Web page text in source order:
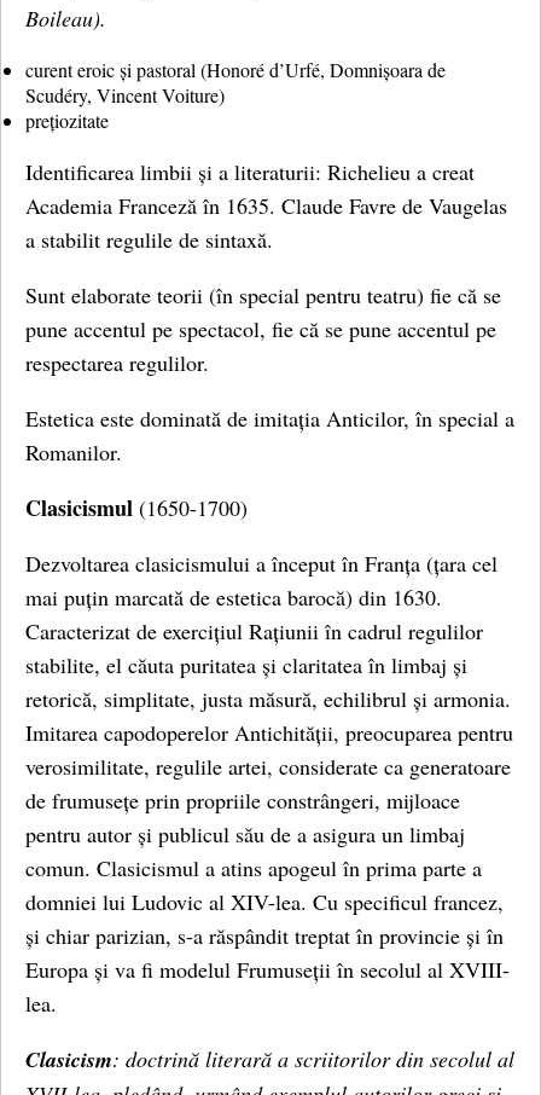
Boileau).
curent eroic și pastoral (Honoré d’Urfé, Domnișoara de
Scudéry, Vincent Voiture)
prețiozitate
Identificarea limbii și a literaturii: Richelieu a creat
Academia Franceză în 1635. Claude Favre de Vaugelas
a stabilit regulile de sintaxă.
Sunt elaborate teorii (în special pentru teatru) fie că se
pune accentul pe spectacol, fie că se pune accentul pe
respectarea regulilor.
Estetica este dominată de imitația Anticilor, în special a
Romanilor.
Clasicismul (1650-1700)
Dezvoltarea clasicismului a început în Franța (țara cel
mai puțin marcată de estetica barocă) din 1630.
Caracterizat de exercițiul Rațiunii în cadrul regulilor
stabilite, el căuta puritatea și claritatea în limbaj și
retorică, simplitate, justa măsură, echilibrul și armonia.
Imitarea capodoperelor Antichității, preocuparea pentru
verosimilitate, regulile artei, considerate ca generatoare
de frumusețe prin propriile constrângeri, mijloace
pentru autor și publicul său de a asigura un limbaj
comun. Clasicismul a atins apogeul în prima parte a
domniei lui Ludovic al XIV-lea. Cu specificul francez,
și chiar parizian, s-a răspândit treptat în provincie și în
Europa și va fi modelul Frumuseții în secolul al XVIII-
lea.
Clasicism: doctrină literară a scriitorilor din secolul al